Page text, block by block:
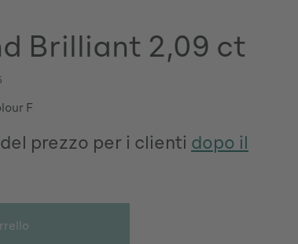
Brilliant 2,09 ct
F
prezzo per i clienti dopo il